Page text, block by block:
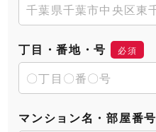
丁目・番地・号 必須
マンション名・部屋番号